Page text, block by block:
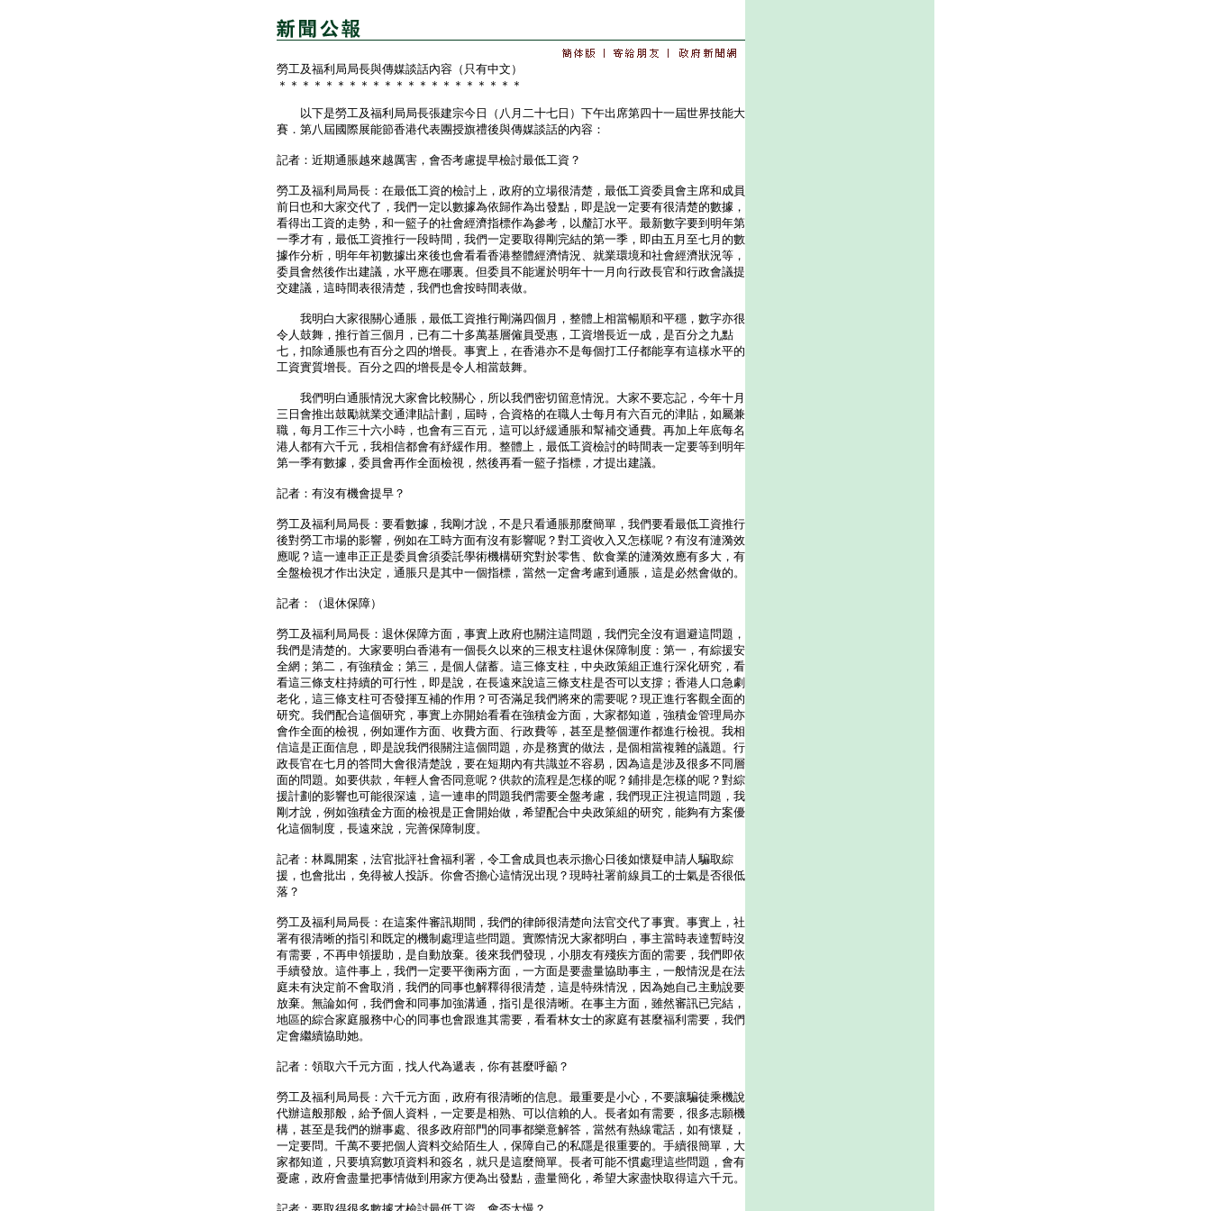
勞工及福利局局長與傳媒談話內容（只有中文）
＊＊＊＊＊＊＊＊＊＊＊＊＊＊＊＊＊＊＊＊＊
以下是勞工及福利局局長張建宗今日（八月二十七日）下午出席第四十一屆世界技能大
賽．第八屆國際展能節香港代表團授旗禮後與傳媒談話的內容：
記者：近期通脹越來越厲害，會否考慮提早檢討最低工資？
勞工及福利局局長：在最低工資的檢討上，政府的立場很清楚，最低工資委員會主席和成員
前日也和大家交代了，我們一定以數據為依歸作為出發點，即是說一定要有很清楚的數據，
看得出工資的走勢，和一籃子的社會經濟指標作為參考，以釐訂水平。最新數字要到明年第
一季才有，最低工資推行一段時間，我們一定要取得剛完結的第一季，即由五月至七月的數
據作分析，明年年初數據出來後也會看看香港整體經濟情況、就業環境和社會經濟狀況等，
委員會然後作出建議，水平應在哪裏。但委員不能遲於明年十一月向行政長官和行政會議提
交建議，這時間表很清楚，我們也會按時間表做。
我明白大家很關心通脹，最低工資推行剛滿四個月，整體上相當暢順和平穩，數字亦很
令人鼓舞，推行首三個月，已有二十多萬基層僱員受惠，工資增長近一成，是百分之九點
七，扣除通脹也有百分之四的增長。事實上，在香港亦不是每個打工仔都能享有這樣水平的
工資實質增長。百分之四的增長是令人相當鼓舞。
我們明白通脹情況大家會比較關心，所以我們密切留意情況。大家不要忘記，今年十月
三日會推出鼓勵就業交通津貼計劃，屆時，合資格的在職人士每月有六百元的津貼，如屬兼
職，每月工作三十六小時，也會有三百元，這可以紓緩通脹和幫補交通費。再加上年底每名
港人都有六千元，我相信都會有紓緩作用。整體上，最低工資檢討的時間表一定要等到明年
第一季有數據，委員會再作全面檢視，然後再看一籃子指標，才提出建議。
記者：有沒有機會提早？
勞工及福利局局長：要看數據，我剛才說，不是只看通脹那麼簡單，我們要看最低工資推行
後對勞工市場的影響，例如在工時方面有沒有影響呢？對工資收入又怎樣呢？有沒有漣漪效
應呢？這一連串正正是委員會須委託學術機構研究對於零售、飲食業的漣漪效應有多大，有
全盤檢視才作出決定，通脹只是其中一個指標，當然一定會考慮到通脹，這是必然會做的。
記者：（退休保障）
勞工及福利局局長：退休保障方面，事實上政府也關注這問題，我們完全沒有迴避這問題，
我們是清楚的。大家要明白香港有一個長久以來的三根支柱退休保障制度：第一，有綜援安
全網；第二，有強積金；第三，是個人儲蓄。這三條支柱，中央政策組正進行深化研究，看
看這三條支柱持續的可行性，即是說，在長遠來說這三條支柱是否可以支撐；香港人口急劇
老化，這三條支柱可否發揮互補的作用？可否滿足我們將來的需要呢？現正進行客觀全面的
研究。我們配合這個研究，事實上亦開始看看在強積金方面，大家都知道，強積金管理局亦
會作全面的檢視，例如運作方面、收費方面、行政費等，甚至是整個運作都進行檢視。我相
信這是正面信息，即是說我們很關注這個問題，亦是務實的做法，是個相當複雜的議題。行
政長官在七月的答問大會很清楚說，要在短期內有共識並不容易，因為這是涉及很多不同層
面的問題。如要供款，年輕人會否同意呢？供款的流程是怎樣的呢？鋪排是怎樣的呢？對綜
援計劃的影響也可能很深遠，這一連串的問題我們需要全盤考慮，我們現正注視這問題，我
剛才說，例如強積金方面的檢視是正會開始做，希望配合中央政策組的研究，能夠有方案優
化這個制度，長遠來說，完善保障制度。
記者：林鳳開案，法官批評社會福利署，令工會成員也表示擔心日後如懷疑申請人騙取綜
援，也會批出，免得被人投訴。你會否擔心這情況出現？現時社署前線員工的士氣是否很低
落？
勞工及福利局局長：在這案件審訊期間，我們的律師很清楚向法官交代了事實。事實上，社
署有很清晰的指引和既定的機制處理這些問題。實際情況大家都明白，事主當時表達暫時沒
有需要，不再申領援助，是自動放棄。後來我們發現，小朋友有殘疾方面的需要，我們即依
手續發放。這件事上，我們一定要平衡兩方面，一方面是要盡量協助事主，一般情況是在法
庭未有決定前不會取消，我們的同事也解釋得很清楚，這是特殊情況，因為她自己主動說要
放棄。無論如何，我們會和同事加強溝通，指引是很清晰。在事主方面，雖然審訊已完結，
地區的綜合家庭服務中心的同事也會跟進其需要，看看林女士的家庭有甚麼福利需要，我們
定會繼續協助她。
記者：領取六千元方面，找人代為遞表，你有甚麼呼籲？
勞工及福利局局長：六千元方面，政府有很清晰的信息。最重要是小心，不要讓騙徒乘機說
代辦這般那般，給予個人資料，一定要是相熟、可以信賴的人。長者如有需要，很多志願機
構，甚至是我們的辦事處、很多政府部門的同事都樂意解答，當然有熱線電話，如有懷疑，
一定要問。千萬不要把個人資料交給陌生人，保障自己的私隱是很重要的。手續很簡單，大
家都知道，只要填寫數項資料和簽名，就只是這麼簡單。長者可能不慣處理這些問題，會有
憂慮，政府會盡量把事情做到用家方便為出發點，盡量簡化，希望大家盡快取得這六千元。